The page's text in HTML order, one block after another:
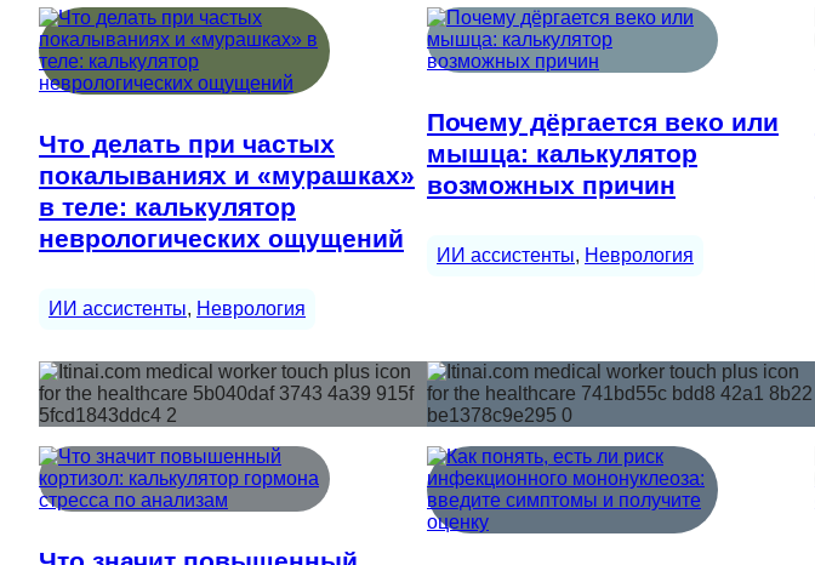
Что делать при частых
покалываниях и «мурашках»
в теле: калькулятор
неврологических ощущений
ИИ ассистенты, Неврология
Почему дёргается веко или
мышца: калькулятор
возможных причин
ИИ ассистенты, Неврология